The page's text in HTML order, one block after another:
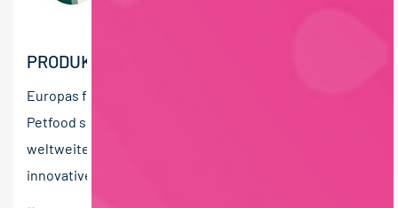
PRODUKTENTWICKLER – PETFOOD (M/W/D)
Europas führender Hersteller von Super-Premium
Petfood sucht DICH. Als Global-Player beliefern wir den
weltweiten Heimtierfachhandel mit hochwertigen,
innovativen und...